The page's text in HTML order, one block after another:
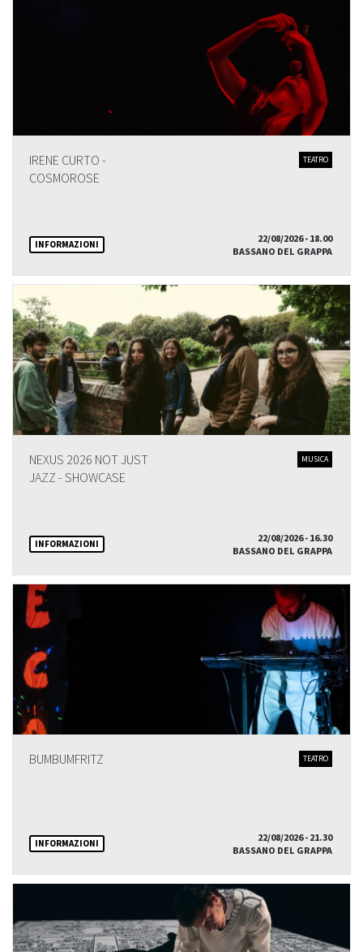
IRENE CURTO -
COSMOROSE
TEATRO
INFORMAZIONI
22/08/2026 - 18.00
BASSANO DEL GRAPPA
NEXUS 2026 NOT JUST
JAZZ - SHOWCASE
MUSICA
INFORMAZIONI
22/08/2026 - 16.30
BASSANO DEL GRAPPA
BUMBUMFRITZ TEATRO
INFORMAZIONI
22/08/2026 - 21.30
BASSANO DEL GRAPPA